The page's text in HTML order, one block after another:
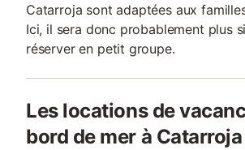
Catarroja sont adaptées aux
Ici, il sera donc probablement plus
réserver en petit groupe.
Les locations de
bord de mer à Catarroja